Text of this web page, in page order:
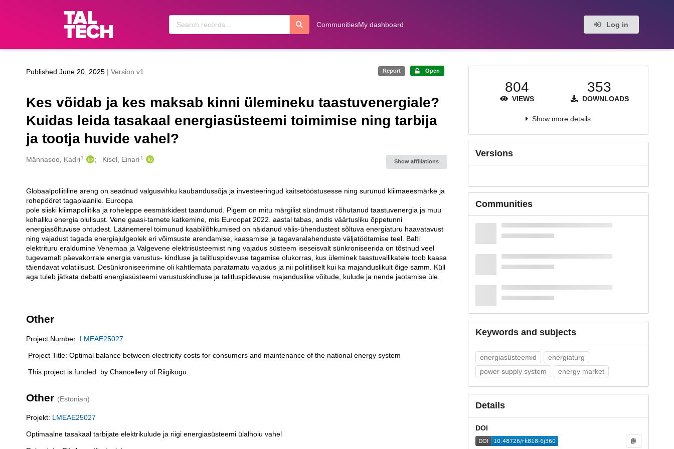
CommunitiesMy dashboard Log in
Published June 20, 2025 | Version v1 Report Open
Kes võidab ja kes maksab kinni ülemineku taastuvenergiale?
Kuidas leida tasakaal energiasüsteemi toimimise ning tarbija
ja tootja huvide vahel?
Creators
Männasoo, Kadri 1 Kisel, Einari 1
Show affiliations
Description
Globaalpoliitiline areng on seadnud valgusvihku kaubandussõja ja investeeringud kaitsetööstusesse ning surunud kliimaeesmärke ja
rohepööret tagaplaanile. Euroopa
pole siiski kliimapoliitika ja roheleppe eesmärkidest taandunud. Pigem on mitu märgilist sündmust rõhutanud taastuvenergia ja muu
kohaliku energia olulisust. Vene gaasi-tarnete katkemine, mis Euroopat 2022. aastal tabas, andis väärtusliku õppetunni
energiasõltuvuse ohtudest. Läänemerel toimunud kaablilõhkumised on näidanud välis-ühendustest sõltuva energiaturu haavatavust
ning vajadust tagada energiajulgeolek eri võimsuste arendamise, kaasamise ja tagavaralahenduste väljatöötamise teel. Balti
elektrituru eraldumine Venemaa ja Valgevene elektrisüsteemist ning vajadus süsteem iseseisvalt sünkroniseerida on tõstnud veel
tugevamalt päevakorrale energia varustus- kindluse ja talitluspidevuse tagamise olukorras, kus üleminek taastuvallikatele toob kaasa
täiendavat volatiilsust. Desünkroniseerimine oli kahtlemata paratamatu vajadus ja nii poliitiliselt kui ka majanduslikult õige samm. Küll
aga tuleb jätkata debatti energiasüsteemi varustuskindluse ja talitluspidevuse majanduslike võitude, kulude ja nende jaotamise üle.
Other
Project Number: LMEAE25027
Project Title: Optimal balance between electricity costs for consumers and maintenance of the national energy system
This project is funded by Chancellery of Riigikogu.
Other (Estonian)
Projekt: LMEAE25027
Optimaalne tasakaal tarbijate elektrikulude ja riigi energiasüsteemi ülalhoiu vahel
804
VIEWS
353
DOWNLOADS
Show more details
Versions
Communities
Keywords and subjects
energiasüsteemid
energiaturg
power supply system
energy market
Details
DOI